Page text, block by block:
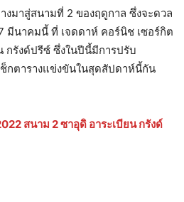
งมาสู่สนามที่ 2 ของฤดูกาล ซึ่งจะดวล
มีนาคมนี้ ที่ เจดดาห์ คอร์นิช เซอร์กิต
กรังด์ปรีซ์ ซึ่งในปีนี้มีการปรับ
ช็กตารางแข่งขันในสุดสัปดาห์นี้กัน
สนาม 2 ซาอุดิ อาระเบียน กรังด์